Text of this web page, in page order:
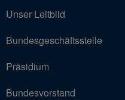
Unser Leitbild
Bundesgeschäftsstelle
Präsidium
Bundesvorstand